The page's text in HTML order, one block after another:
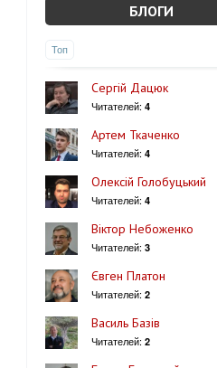
БЛОГИ
Топ
Сергій Дацюк
Читателей: 4
Артем Ткаченко
Читателей: 4
Олексій Голобуцький
Читателей: 4
Віктор Небоженко
Читателей: 3
Євген Платон
Читателей: 2
Василь Базів
Читателей: 2